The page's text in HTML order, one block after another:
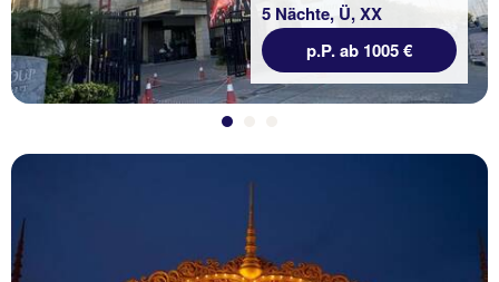
5 Nächte, Ü, XX
p.P. ab 1005 €